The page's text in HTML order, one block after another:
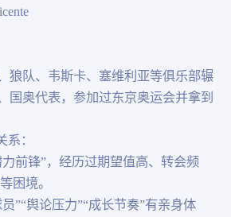
狼队、韦斯卡、塞维利亚等俱乐部辗
国奥代表，参加过东京奥运会并拿到
：
前锋”，经历过期望值高、转会频
困境。
”“舆论压力”“成长节奏”有亲身体